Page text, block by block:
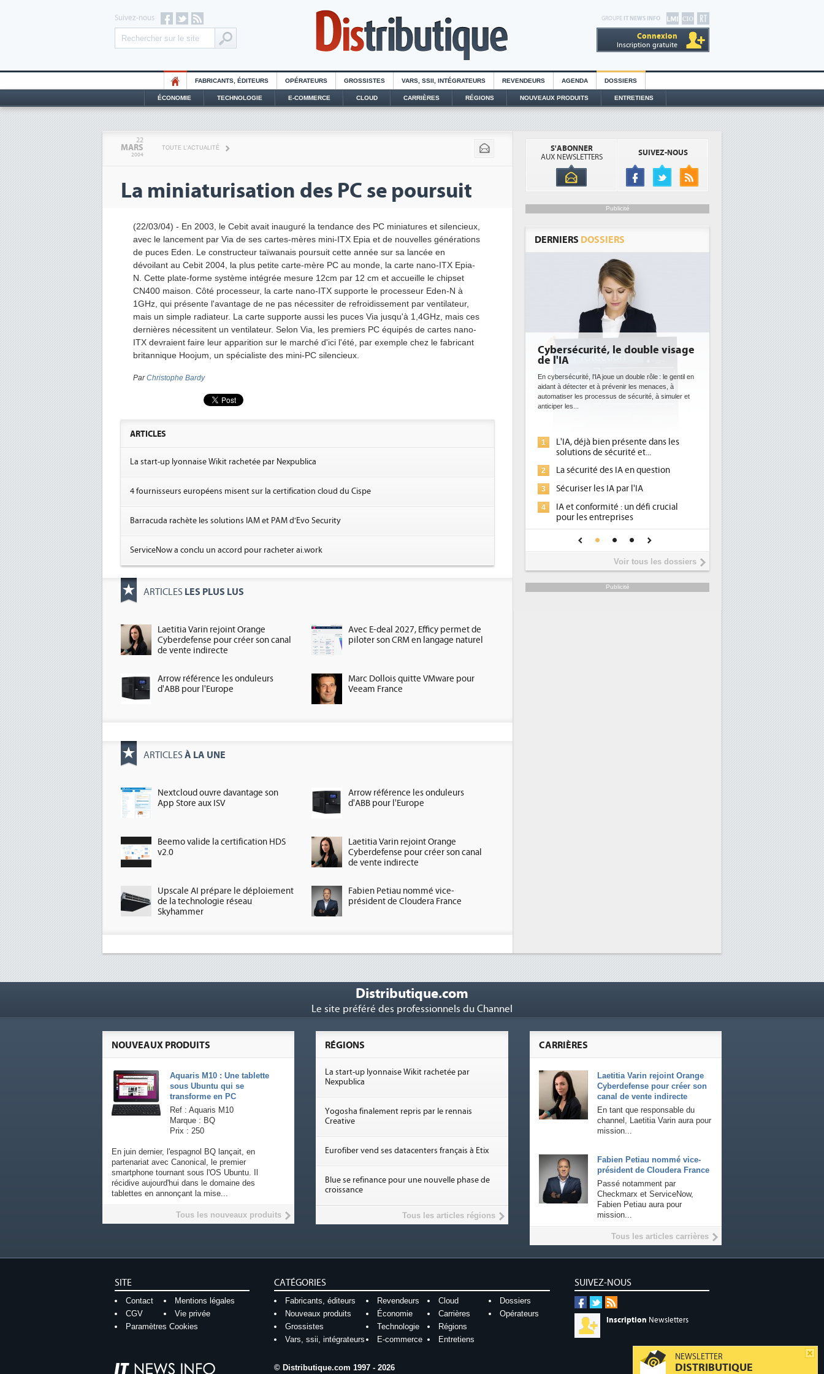
GROUPE IT NEWS INFO
Connexion
Inscription gratuite
Suivez-nous
FABRICANTS, ÉDITEURS OPÉRATEURS GROSSISTES VARS, SSII, INTÉGRATEURS REVENDEURS AGENDA DOSSIERS
ÉCONOMIE TECHNOLOGIE E-COMMERCE CLOUD CARRIÈRES RÉGIONS NOUVEAUX PRODUITS ENTRETIENS
22
MARS
2004
TOUTE L'ACTUALITÉ
La miniaturisation des PC se poursuit
(22/03/04) - En 2003, le Cebit avait inauguré la tendance des PC miniatures et silencieux,
avec le lancement par Via de ses cartes-mères mini-ITX Epia et de nouvelles générations
de puces Eden. Le constructeur taïwanais poursuit cette année sur sa lancée en
dévoilant au Cebit 2004, la plus petite carte-mère PC au monde, la carte nano-ITX Epia-
N. Cette plate-forme système intégrée mesure 12cm par 12 cm et accueille le chipset
CN400 maison. Côté processeur, la carte nano-ITX supporte le processeur Eden-N à
1GHz, qui présente l'avantage de ne pas nécessiter de refroidissement par ventilateur,
mais un simple radiateur. La carte supporte aussi les puces Via jusqu'à 1,4GHz, mais ces
dernières nécessitent un ventilateur. Selon Via, les premiers PC équipés de cartes nano-
ITX devraient faire leur apparition sur le marché d'ici l'été, par exemple chez le fabricant
britannique Hoojum, un spécialiste des mini-PC silencieux.
ParChristophe Bardy
ARTICLES
La start-up lyonnaise Wikit rachetée par Nexpublica
4 fournisseurs européens misent sur la certification cloud du Cispe
Barracuda rachète les solutions IAM et PAM d'Evo Security
ServiceNow a conclu un accord pour racheter ai.work
ARTICLES LES PLUS LUS
Laetitia Varin rejoint Orange
Cyberdefense pour créer son canal
de vente indirecte
Avec E-deal 2027, Efficy permet de
piloter son CRM en langage naturel
Arrow référence les onduleurs
d'ABB pour l'Europe
Marc Dollois quitte VMware pour
Veeam France
ARTICLES À LA UNE
Nextcloud ouvre davantage son
App Store aux ISV
Arrow référence les onduleurs
d'ABB pour l'Europe
Beemo valide la certification HDS
v2.0
Laetitia Varin rejoint Orange
Cyberdefense pour créer son canal
de vente indirecte
Upscale AI prépare le déploiement
de la technologie réseau
Skyhammer
Fabien Petiau nommé vice-
président de Cloudera France
NEWSLETTER
DISTRIBUTIQUE
S'ABONNER
AUX NEWSLETTERS
SUIVEZ-NOUS
Publicité
DERNIERS DOSSIERS
Cybersécurité, le double visage
de l'IA
En cybersécurité, l'IA joue un double rôle : le gentil en
aidant à détecter et à prévenir les menaces, à
automatiser les processus de sécurité, à simuler et
anticiper les...
1
L'IA, déjà bien présente dans les
solutions de sécurité et...
2 La sécurité des IA en question
3 Sécuriser les IA par l'IA
4
IA et conformité : un défi crucial
pour les entreprises
Une IA de confiance pour une IA
plus sûre ?
Voir tous les dossiers
Publicité
Distributique.com
Le site préféré des professionnels du Channel
CARRIÈRES
Laetitia Varin rejoint Orange
Cyberdefense pour créer son
canal de vente indirecte
En tant que responsable du
channel, Laetitia Varin aura pour
mission...
Fabien Petiau nommé vice-
président de Cloudera France
Passé notamment par
Checkmarx et ServiceNow,
Fabien Petiau aura pour
mission...
Tous les articles carrières
NOUVEAUX PRODUITS
Aquaris M10 : Une tablette
sous Ubuntu qui se
transforme en PC
Ref : Aquaris M10
Marque : BQ
Prix : 250
En juin dernier, l'espagnol BQ lançait, en
partenariat avec Canonical, le premier
smartphone tournant sous l'OS Ubuntu. Il
récidive aujourd'hui dans le domaine des
tablettes en annonçant la mise...
Tous les nouveaux produits
RÉGIONS
La start-up lyonnaise Wikit rachetée par
Nexpublica
Yogosha finalement repris par le rennais
Creative
Eurofiber vend ses datacenters français à Etix
Blue se refinance pour une nouvelle phase de
croissance
Tous les articles régions
SUIVEZ-NOUS
Inscription Newsletters
SITE
Contact
Mentions légales
CGV
Vie privée
Paramètres Cookies
CATÉGORIES
Fabricants, éditeurs Revendeurs Cloud
Dossiers
Nouveaux produits
Économie Carrières
Opérateurs
Grossistes
Technologie
Régions
Vars, ssii, intégrateurs
E-commerce Entretiens
© Distributique.com 1997 - 2026